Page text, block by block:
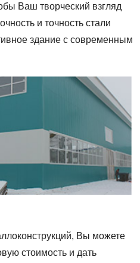
Ваш творческий взгляд
и точность стали
здание с современным
Вы можете
стоимость и дать